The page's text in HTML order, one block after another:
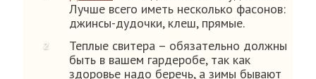
Лучше всего иметь несколько фасонов:
джинсы-дудочки, клеш, прямые.
Теплые свитера – обязательно должны
быть в вашем гардеробе, так как
здоровье надо беречь, а зимы бывают